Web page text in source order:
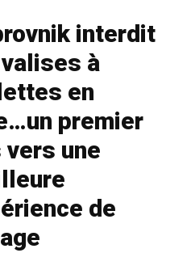
interdit
à
en
premier
vers une
de